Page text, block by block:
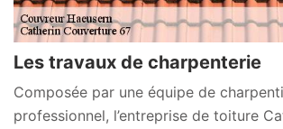
Les travaux de charpenterie
Composée par une équipe de
professionnel, l’entreprise de toiture